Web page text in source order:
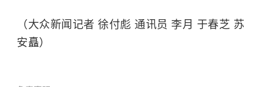
（大众新闻记者 徐付彪 通讯员 李月 于春芝 苏
安矗）